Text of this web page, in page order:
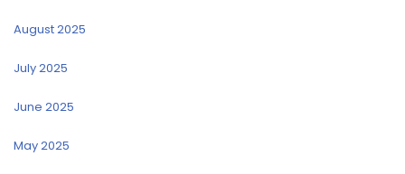
August 2025
July 2025
June 2025
May 2025